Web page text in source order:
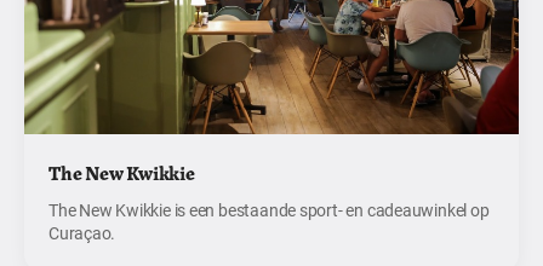
The New Kwikkie
The New Kwikkie is een bestaande sport- en cadeauwinkel op
Curaçao.